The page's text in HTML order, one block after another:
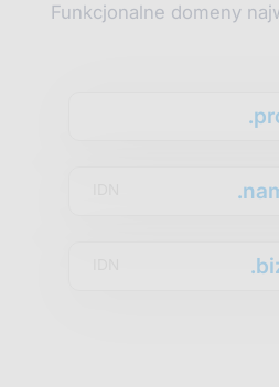
Funkcjonalne domeny